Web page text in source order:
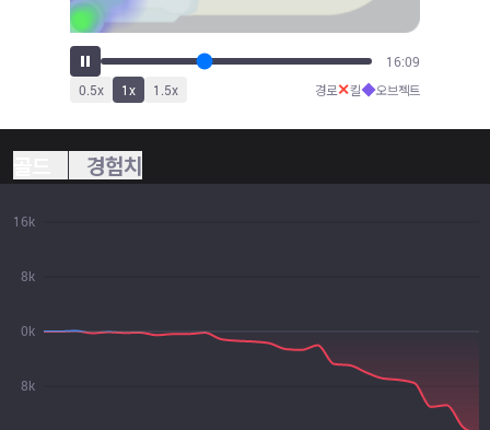
18:06
0.5x 1x 1.5x 경로✕킬◆오브젝트
경험치
8k
0k
8k
16k